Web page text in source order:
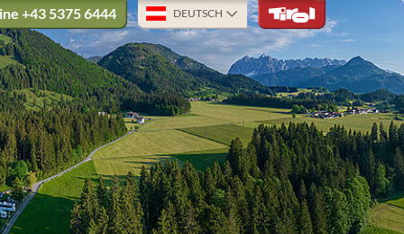
DEUTSCH
+43 5375 6444